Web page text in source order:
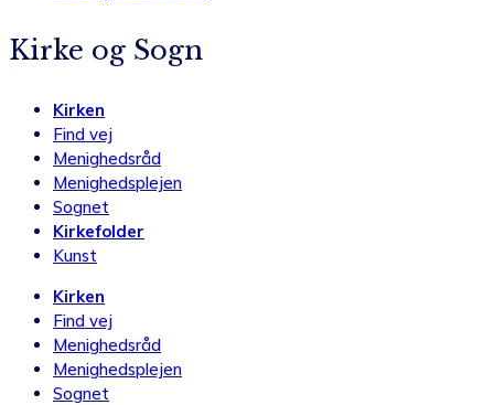
Kirke og Sogn
Kirken
Find vej
Menighedsråd
Menighedsplejen
Sognet
Kirkefolder
Kunst
Kirken
Find vej
Menighedsråd
Menighedsplejen
Sognet